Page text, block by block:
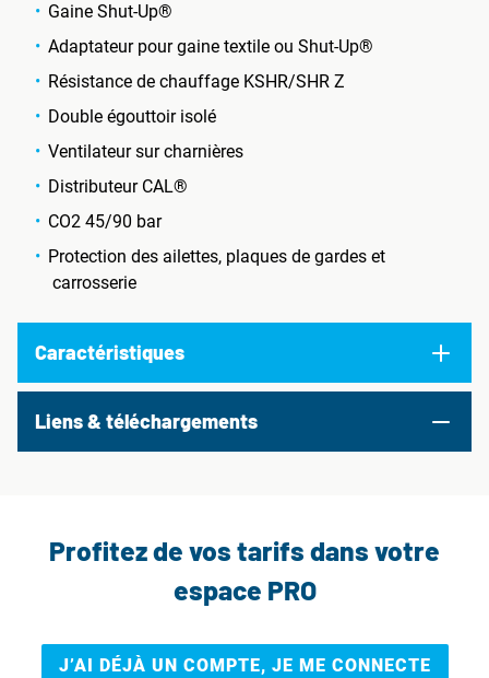
Gaine Shut-Up®
Adaptateur pour gaine textile ou Shut-Up®
Résistance de chauffage KSHR/SHR Z
Double égouttoir isolé
Ventilateur sur charnières
Distributeur CAL®
CO2 45/90 bar
Protection des ailettes, plaques de gardes et
carrosserie
Caractéristiques
Liens & téléchargements
Profitez de vos tarifs dans votre
espace PRO
J’AI DÉJÀ UN COMPTE, JE ME CONNECTE